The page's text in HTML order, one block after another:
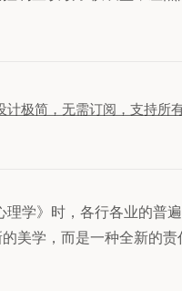
极简，无需订阅，支持所
学》时，各行各业的普
美学，而是一种全新的